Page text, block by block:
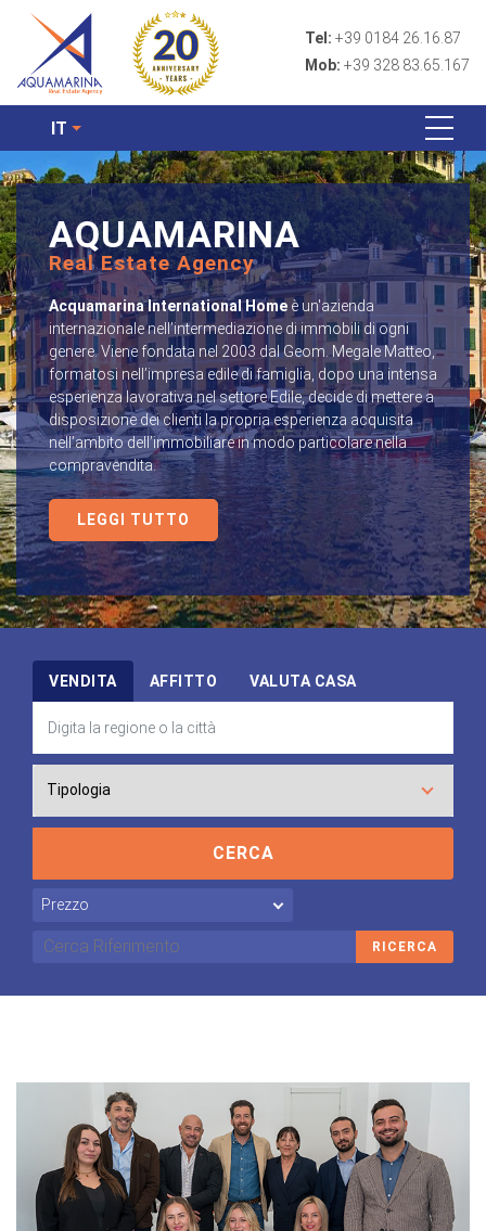
Tel: +39 0184 26.16.87
Mob: +39 328 83.65.167
IT
AQUAMARINA
Real Estate Agency
Acquamarina International Home è un'azienda
internazionale nell’intermediazione di immobili di ogni
genere. Viene fondata nel 2003 dal Geom. Megale Matteo,
formatosi nell’impresa edile di famiglia, dopo una intensa
esperienza lavorativa nel settore Edile, decide di mettere a
disposizione dei clienti la propria esperienza acquisita
nell’ambito dell’immobiliare in modo particolare nella
compravendita.
LEGGI TUTTO
VENDITA AFFITTO VALUTA CASA
CERCA